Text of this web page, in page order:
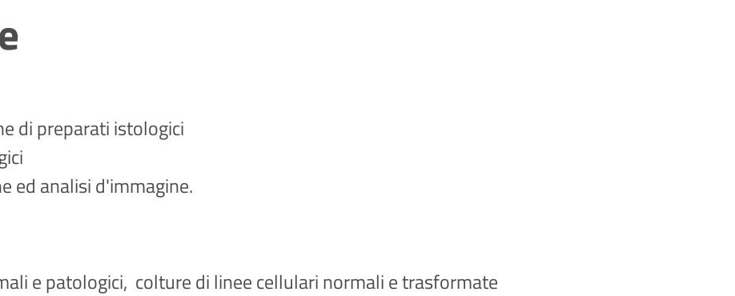
di preparati istologici
ed analisi d'immagine.
e patologici, colture di linee cellulari normali e trasformate